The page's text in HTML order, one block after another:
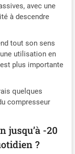
ce
de
contrôler
à la fois
app
écran
une
et
aux
se
avec une
à descendre
tout son sens
utilisation en
plus importante
quelques
compresseur
jusqu’à -20
?